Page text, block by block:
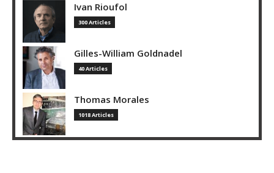
Ivan Rioufol
300 Articles
Gilles-William Goldnadel
40 Articles
Thomas Morales
1018 Articles